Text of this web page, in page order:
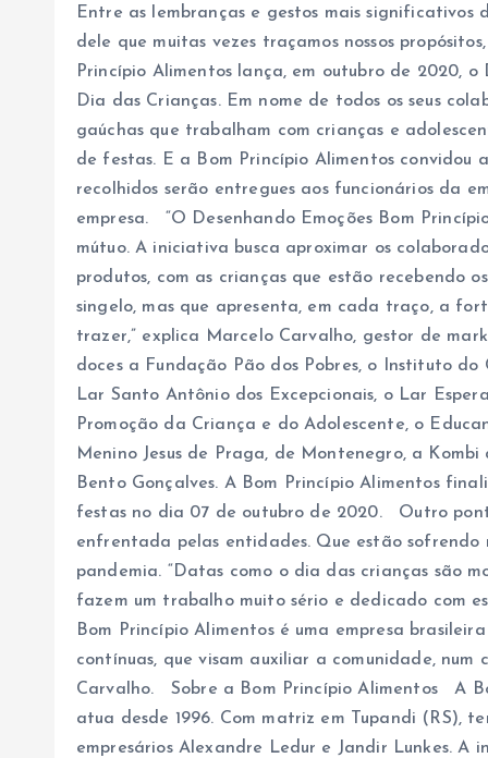
Entre as lembranças e gestos mais
dele que muitas vezes traçamos nossos
Princípio Alimentos lança, em outubro de 2020,
Dia das Crianças. Em nome de todos os seus
gaúchas que trabalham com crianças e
de festas. E a Bom Princípio Alimentos convidou
recolhidos serão entregues aos funcionários da
empresa. “O Desenhando Emoções Bom
mútuo. A iniciativa busca aproximar os
produtos, com as crianças que estão recebendo
singelo, mas que apresenta, em cada traço, a
trazer,” explica Marcelo Carvalho, gestor de
doces a Fundação Pão dos Pobres, o Instituto
Lar Santo Antônio dos Excepcionais, o Lar
Promoção da Criança e do Adolescente, o
Menino Jesus de Praga, de Montenegro, a
Bento Gonçalves. A Bom Princípio Alimentos
festas no dia 07 de outubro de 2020. Outro
enfrentada pelas entidades. Que estão
pandemia. “Datas como o dia das crianças são
fazem um trabalho muito sério e dedicado com
Bom Princípio Alimentos é uma empresa
contínuas, que visam auxiliar a comunidade,
Carvalho. Sobre a Bom Princípio Alimentos A
atua desde 1996. Com matriz em Tupandi (RS),
empresários Alexandre Ledur e Jandir Lunkes. A